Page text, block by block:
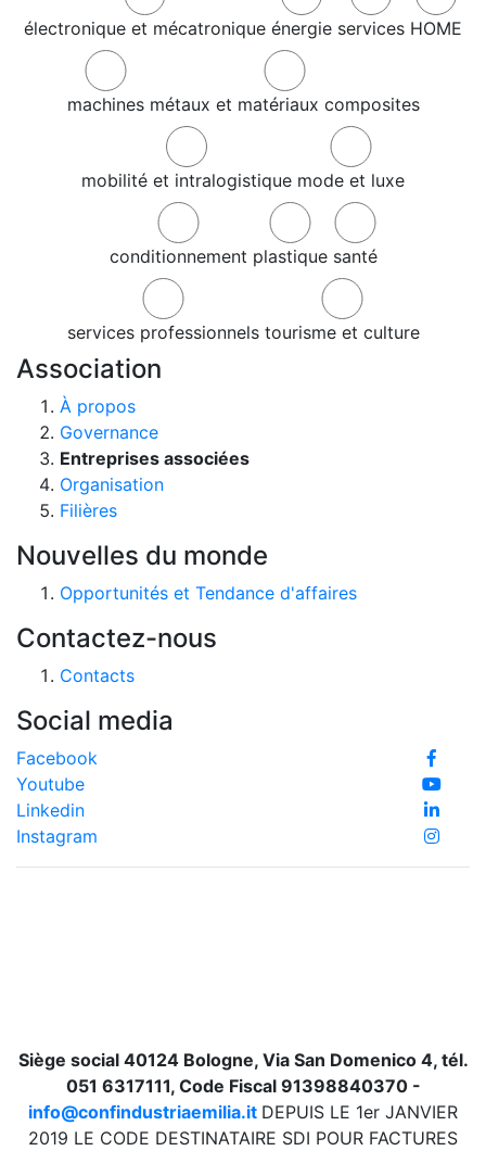
électronique et mécatronique énergie services HOME
machines métaux et matériaux composites
mobilité et intralogistique mode et luxe
conditionnement plastique santé
services professionnels tourisme et culture
Association
À propos
Governance
Entreprises associées
Organisation
Filières
Nouvelles du monde
Opportunités et Tendance d'affaires
Contactez-nous
Contacts
Social media
Facebook
Youtube
Linkedin
Instagram
Siège social 40124 Bologne, Via San Domenico 4, tél.
051 6317111, Code Fiscal 91398840370 -
info@confindustriaemilia.it DEPUIS LE 1er JANVIER
2019 LE CODE DESTINATAIRE SDI POUR FACTURES